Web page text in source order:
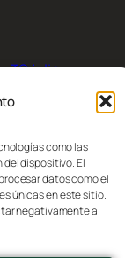
como las
dispositivo. El
datos como el
únicas en este sitio.
negativamente a
30 julio,
Eventos